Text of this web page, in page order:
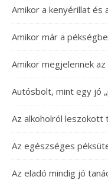
Amikor a kenyérillat és
Amikor már a
Amikor megjelennek
Autósbolt, mint egy jó
Az alkoholról
Az egészséges
Az eladó mindig jó